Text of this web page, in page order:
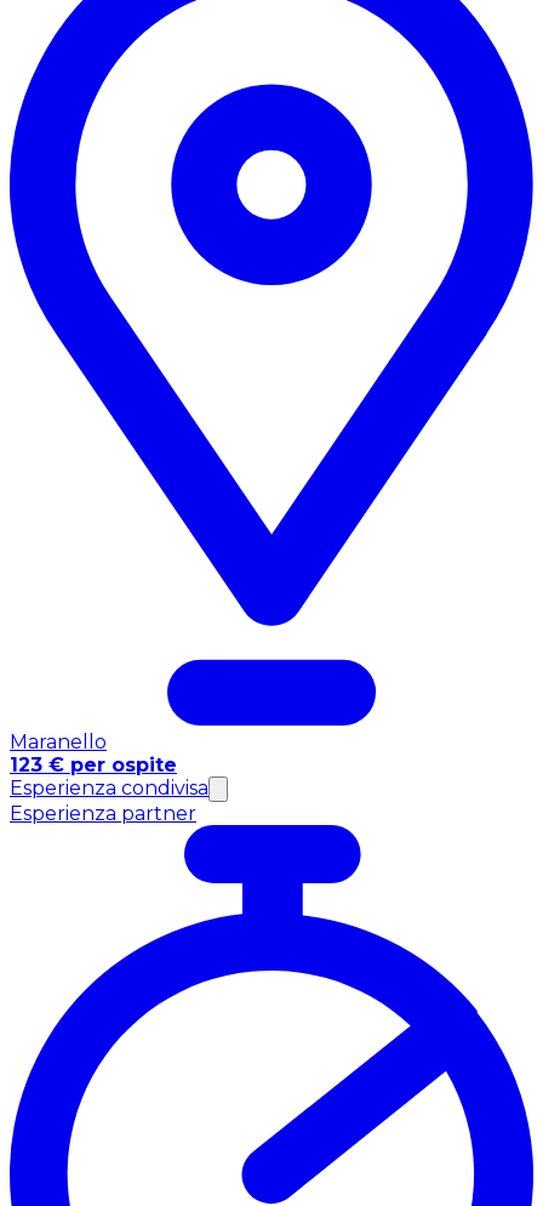
Maranello
123 € per ospite
Esperienza condivisa
Esperienza partner